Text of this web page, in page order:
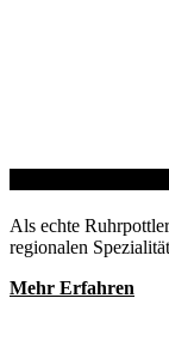
Als echte
regionalen
Mehr Erfahren